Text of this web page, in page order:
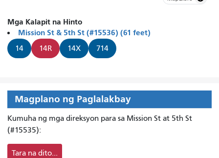
Mga Kalapit na Hinto
Mission St & 5th St (#15536) (61 feet)
14 14R 14X 714
Magplano ng Paglalakbay
Kumuha ng mga direksyon para sa Mission St at 5th St
(#15535):
Tara na dito...